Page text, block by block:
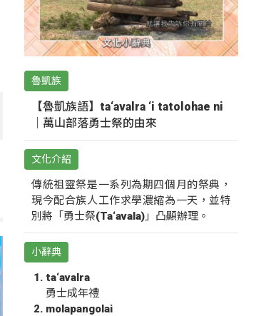
魯凱族
【魯凱族語】ta‘avalra ‘i tatolohae ni
｜萬山部落勇士祭的由來
文化介紹
傳統祖靈祭是一系列為期四個月的祭典，
現今配合族人工作求學濃縮為一天，並特
別將「勇士祭(Ta‘avala)」凸顯辦理。
小辭典
ta‘avalra
勇士成年禮
molapangolai